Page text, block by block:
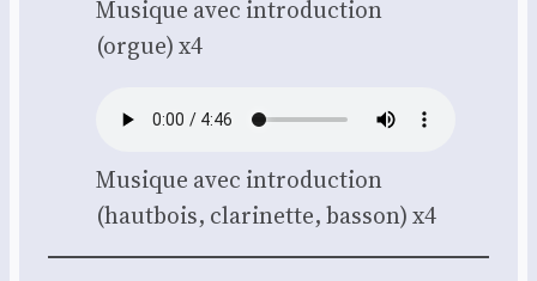
Musique avec intro­duc­tion
(orgue) x4
Musique avec intro­duc­tion
(haut­bois, cla­ri­nette, bas­son) x4